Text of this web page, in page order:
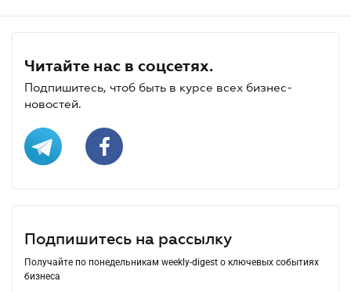
Читайте нас в соцсетях.
Подпишитесь, чтоб быть в курсе всех бизнес-
новостей.
Подпишитесь на рассылку
Получайте по понедельникам weekly-digest о ключевых событиях
бизнеса